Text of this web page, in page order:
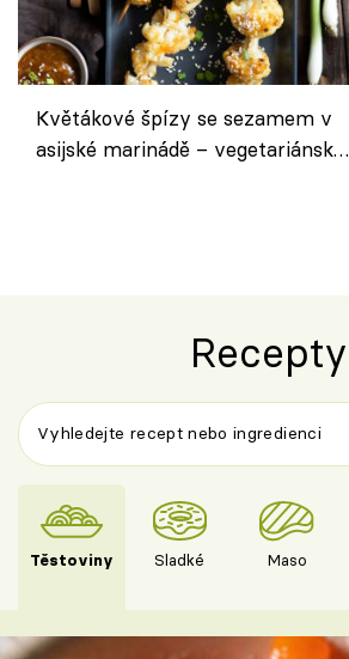
Květákové špízy se sezamem v
asijské marinádě – vegetariánská
Recepty
Těstoviny Sladké Maso